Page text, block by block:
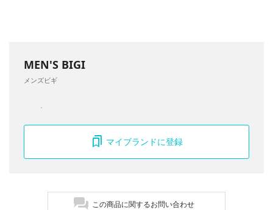
MEN'S BIGI
メンズビギ
マイブランドに登録
この商品に関するお問い合わせ